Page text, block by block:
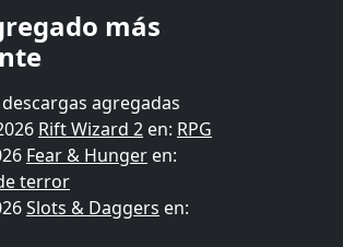
más
agregadas
Rift Wizard 2 en: RPG
Fear & Hunger en:
terror
Slots & Daggers en: